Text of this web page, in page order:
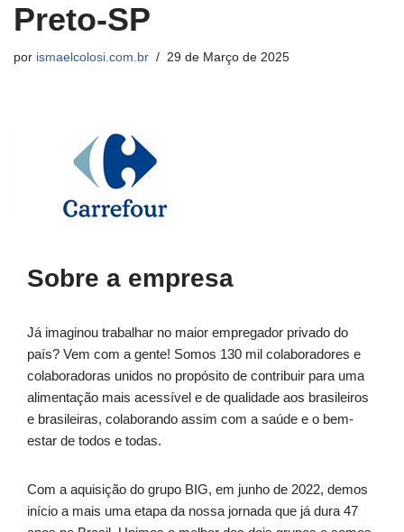
Preto-SP
por ismaelcolosi.com.br 29 de Março de 2025
Sobre a empresa
Já imaginou trabalhar no maior empregador privado do
país? Vem com a gente! Somos 130 mil colaboradores e
colaboradoras unidos no propósito de contribuir para uma
alimentação mais acessível e de qualidade aos brasileiros
e brasileiras, colaborando assim com a saúde e o bem-
estar de todos e todas.
Com a aquisição do grupo BIG, em junho de 2022, demos
início a mais uma etapa da nossa jornada que já dura 47